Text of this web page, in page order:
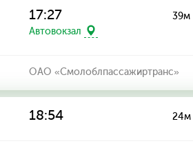
17:27
Автовокзал
39м
ОАО «Смолоблпассажиртранс»
18:54 24м